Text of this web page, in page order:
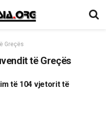
Greçës
të Greçës
të 104 vjetorit të